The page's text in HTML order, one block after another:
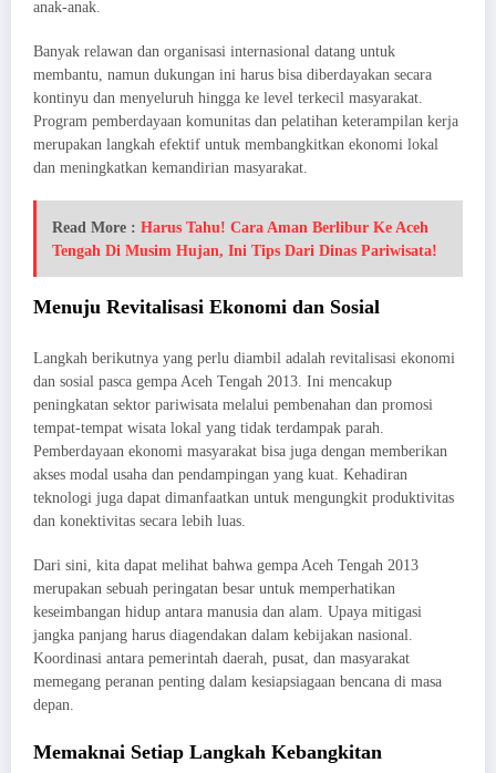
anak-anak.
Banyak relawan dan organisasi internasional datang untuk
membantu, namun dukungan ini harus bisa diberdayakan secara
kontinyu dan menyeluruh hingga ke level terkecil masyarakat.
Program pemberdayaan komunitas dan pelatihan keterampilan kerja
merupakan langkah efektif untuk membangkitkan ekonomi lokal
dan meningkatkan kemandirian masyarakat.
Read More : Harus Tahu! Cara Aman Berlibur Ke Aceh
Tengah Di Musim Hujan, Ini Tips Dari Dinas Pariwisata!
Menuju Revitalisasi Ekonomi dan Sosial
Langkah berikutnya yang perlu diambil adalah revitalisasi ekonomi
dan sosial pasca gempa Aceh Tengah 2013. Ini mencakup
peningkatan sektor pariwisata melalui pembenahan dan promosi
tempat-tempat wisata lokal yang tidak terdampak parah.
Pemberdayaan ekonomi masyarakat bisa juga dengan memberikan
akses modal usaha dan pendampingan yang kuat. Kehadiran
teknologi juga dapat dimanfaatkan untuk mengungkit produktivitas
dan konektivitas secara lebih luas.
Dari sini, kita dapat melihat bahwa gempa Aceh Tengah 2013
merupakan sebuah peringatan besar untuk memperhatikan
keseimbangan hidup antara manusia dan alam. Upaya mitigasi
jangka panjang harus diagendakan dalam kebijakan nasional.
Koordinasi antara pemerintah daerah, pusat, dan masyarakat
memegang peranan penting dalam kesiapsiagaan bencana di masa
depan.
Memaknai Setiap Langkah Kebangkitan